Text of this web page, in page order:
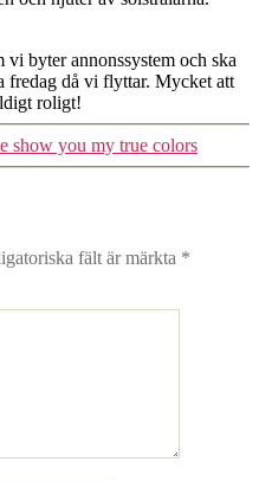
byter annonssystem och ska
fredag då vi flyttar. Mycket att
roligt!
show you my true colors
fält är märkta *